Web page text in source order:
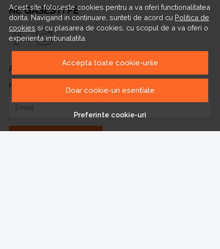
Acest site foloseste cookies pentru a va oferi functionalitatea
dorita. Navigand in continuare, sunteti de acord cu Politica de
cookies si cu plasarea de cookies, cu scopul de a va oferi o
experienta imbunatatita.
Accepta toate cookie-urile
Doar cookie-uri esentiale
Preferinte cookie-uri
NE GASESTI PE
ABONEAZA-TE LA NEWSLETTER
Fii la curent cu toate promotiile si produsele noi din shop!
Email